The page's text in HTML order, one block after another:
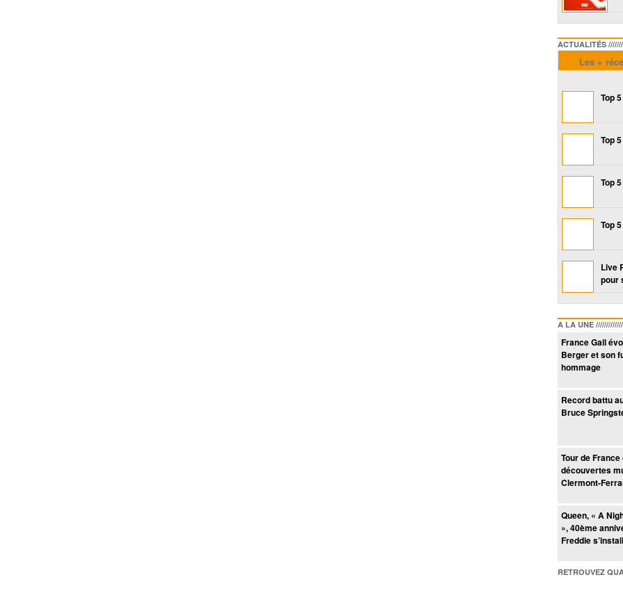
ACTUALITÉS
Les +
Top
Top
Top
Top
Live
pour
A LA UNE
France Gall
Berger et son
hommage
Record battu
Bruce
Tour de France
découvertes
Clermont-
Queen, « A
», 40ème
Freddie
RETROUVEZ